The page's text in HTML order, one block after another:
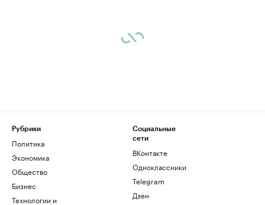
Рубрики
Политика
Экономика
Общество
Бизнес
Технологии и
Социальные
сети
ВКонтакте
Одноклассники
Telegram
Дзен